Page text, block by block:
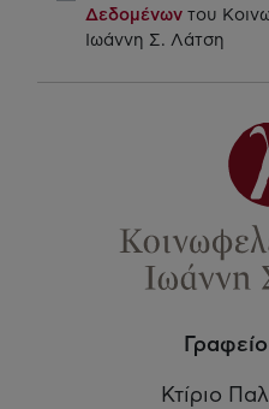
Δεδομένων του
Ιωάννη Σ. Λάτση
Κτίριο